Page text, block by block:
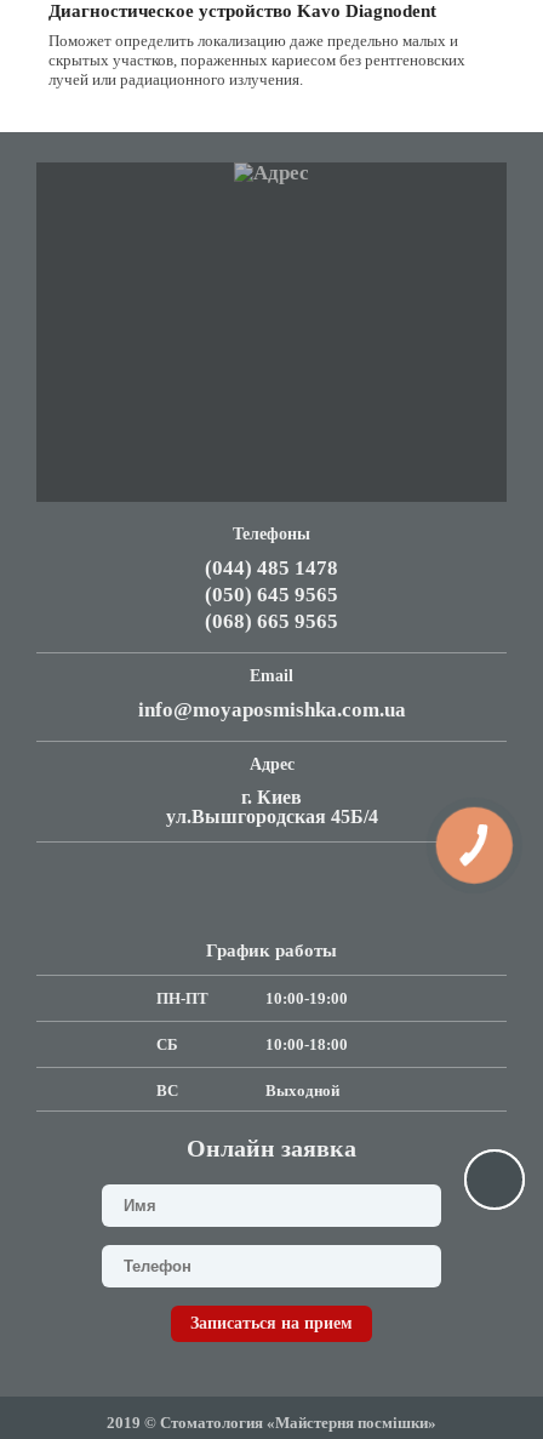
Диагностическое устройство Kavo Diagnodent
Поможет определить локализацию даже предельно малых и
скрытых участков, пораженных кариесом без рентгеновских
лучей или радиационного излучения.
Телефоны
(044) 485 1478
(050) 645 9565
(068) 665 9565
Email
info@moyaposmishka.com.ua
Адрес
г. Киев
ул.Вышгородская 45Б/4
График работы
ПН-ПТ 10:00-19:00
СБ 10:00-18:00
ВC Выходной
Онлайн заявка
Записаться на прием
2019 © Стоматология «Майстерня посмішки»